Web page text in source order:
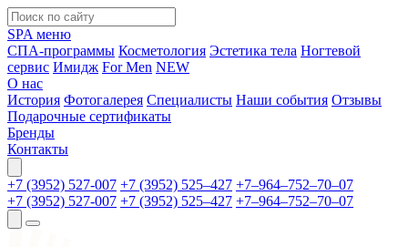
SPA меню
СПА-программы Косметология Эстетика тела Ногтевой
сервис Имидж For Men NEW
О нас
История Фотогалерея Специалисты Наши события Отзывы
Подарочные сертификаты
Бренды
Контакты
+7 (3952) 527-007 +7 (3952) 525‒427 +7‒964‒752‒70‒07
+7 (3952) 527-007 +7 (3952) 525‒427 +7‒964‒752‒70‒07